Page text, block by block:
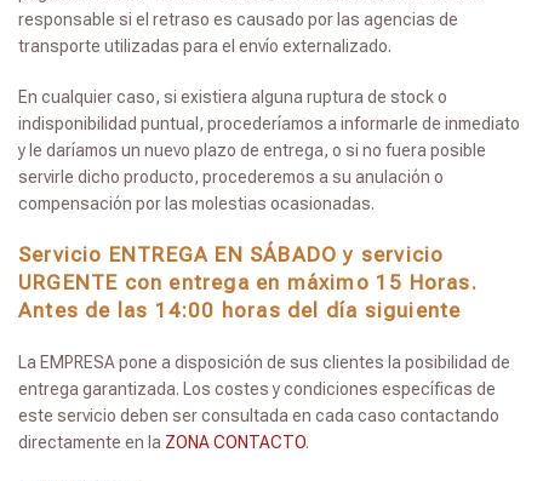
responsable si el retraso es causado por las agencias de
transporte utilizadas para el envío externalizado.
En cualquier caso, si existiera alguna ruptura de stock o
indisponibilidad puntual, procederíamos a informarle de inmediato
y le daríamos un nuevo plazo de entrega, o si no fuera posible
servirle dicho producto, procederemos a su anulación o
compensación por las molestias ocasionadas.
Servicio ENTREGA EN SÁBADO y servicio
URGENTE con entrega en máximo 15 Horas.
Antes de las 14:00 horas del día siguiente
La EMPRESA pone a disposición de sus clientes la posibilidad de
entrega garantizada. Los costes y condiciones específicas de
este servicio deben ser consultada en cada caso contactando
directamente en la ZONA CONTACTO.